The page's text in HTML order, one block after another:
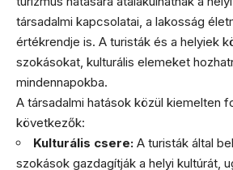
társadalmi kapcsolatai, a lakosság
értékrendje is. A turisták és a helyiek
szokásokat, kulturális elemeket
mindennapokba.
A társadalmi hatások közül kiemelten
következők:
Kulturális csere: A turisták által
szokások gazdagítják a helyi kultúrát,